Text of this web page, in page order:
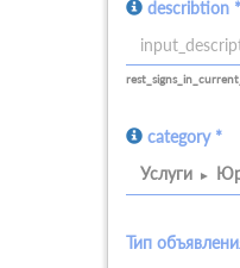
allowed_signs:
describtion *
allowed_signs:
category *
Услуги
Тип